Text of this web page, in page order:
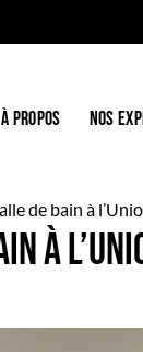
À PROPOS NOS
de bain à
à